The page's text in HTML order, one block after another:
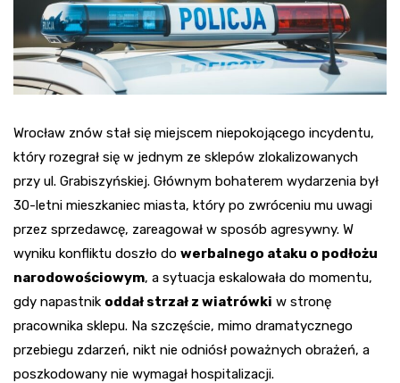
Wrocław znów stał się miejscem niepokojącego incydentu,
który rozegrał się w jednym ze sklepów zlokalizowanych
przy ul. Grabiszyńskiej. Głównym bohaterem wydarzenia był
30-letni mieszkaniec miasta, który po zwróceniu mu uwagi
przez sprzedawcę, zareagował w sposób agresywny. W
wyniku konfliktu doszło do werbalnego ataku o podłożu
narodowościowym, a sytuacja eskalowała do momentu,
gdy napastnik oddał strzał z wiatrówki w stronę
pracownika sklepu. Na szczęście, mimo dramatycznego
przebiegu zdarzeń, nikt nie odniósł poważnych obrażeń, a
poszkodowany nie wymagał hospitalizacji.